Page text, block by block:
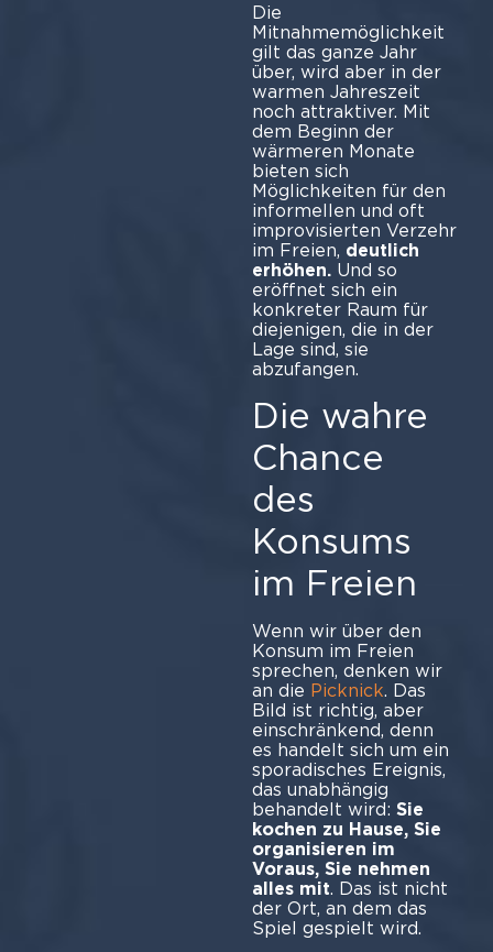
Die
Mitnahmemöglichkeit
gilt das ganze Jahr
über, wird aber in der
warmen Jahreszeit
noch attraktiver. Mit
dem Beginn der
wärmeren Monate
bieten sich
Möglichkeiten für den
informellen und oft
improvisierten Verzehr
im Freien, deutlich
erhöhen. Und so
eröffnet sich ein
konkreter Raum für
diejenigen, die in der
Lage sind, sie
abzufangen.
Die wahre
Chance
des
Konsums
im Freien
Wenn wir über den
Konsum im Freien
sprechen, denken wir
an die Picknick. Das
Bild ist richtig, aber
einschränkend, denn
es handelt sich um ein
sporadisches Ereignis,
das unabhängig
behandelt wird: Sie
kochen zu Hause, Sie
organisieren im
Voraus, Sie nehmen
alles mit. Das ist nicht
der Ort, an dem das
Spiel gespielt wird.